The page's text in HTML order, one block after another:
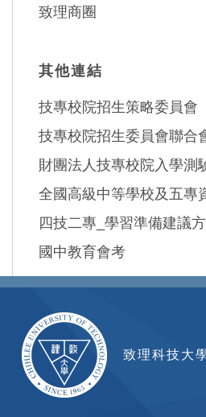
致理商圈
其他連結
技專校院招生策略委員會
技專校院招生委員會聯合
財團法人技專校院入學測
全國高級中等學校及五專
四技二專_學習準備建議
國中教育會考
致理科技大